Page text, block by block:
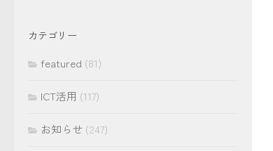
イ
カテゴリー
featured (81)
ICT活用 (117)
お知らせ (247)